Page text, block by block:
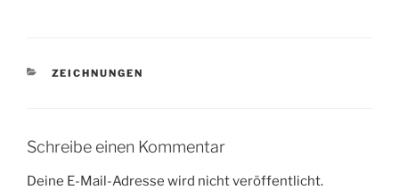
KATEGORIEN
ZEICHNUNGEN
Schreibe einen Kommentar
Deine E-Mail-Adresse wird nicht veröffentlicht.